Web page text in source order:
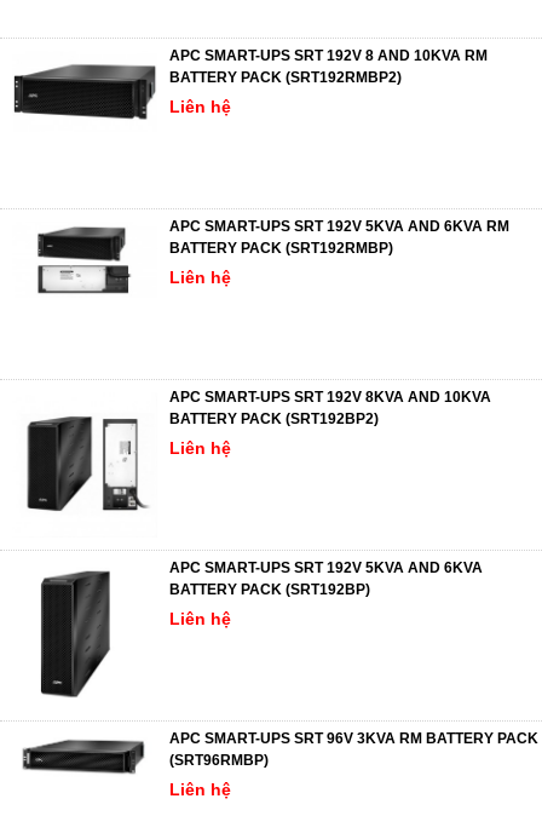
APC SMART-UPS SRT 192V 8 AND 10KVA RM
BATTERY PACK (SRT192RMBP2)
Liên hệ
APC SMART-UPS SRT 192V 5KVA AND 6KVA RM
BATTERY PACK (SRT192RMBP)
Liên hệ
APC SMART-UPS SRT 192V 8KVA AND 10KVA
BATTERY PACK (SRT192BP2)
Liên hệ
APC SMART-UPS SRT 192V 5KVA AND 6KVA
BATTERY PACK (SRT192BP)
Liên hệ
APC SMART-UPS SRT 96V 3KVA RM BATTERY PACK
(SRT96RMBP)
Liên hệ